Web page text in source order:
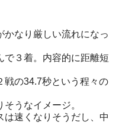
かなり厳しい流れになっ
３着。内容的に距離短
戦の34.7秒という程々の
うなイメージ。
は速くなりそうだし、中